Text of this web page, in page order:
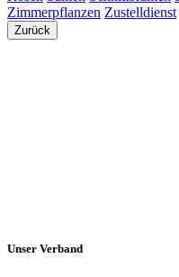
Zimmerpflanzen Zustelldienst
Zurück
Unser Verband